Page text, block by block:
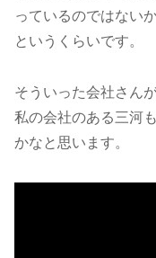
っているのではない
というくらいです。
そういった会社さん
私の会社のある三河
かなと思います。